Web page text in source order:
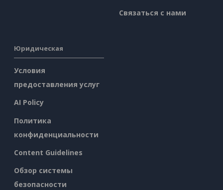
Связаться с нами
Юридическая
Условия
предоставления услуг
AI Policy
Политика
конфиденциальности
Content Guidelines
Обзор системы
безопасности